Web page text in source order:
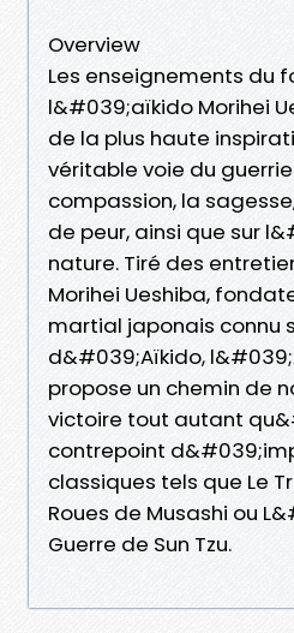
Overview
Les enseignements du
l&#039;aïkido Morihei
de la plus haute
véritable voie du
compassion, la
de peur, ainsi que sur
nature. Tiré des
Morihei Ueshiba,
martial japonais connu
d&#039;Aïkido,
propose un chemin de
victoire tout autant
contrepoint
classiques tels que Le
Roues de Musashi ou
Guerre de Sun Tzu.